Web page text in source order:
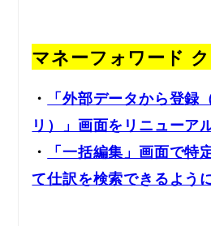
マネーフォワード
・
「外部データから登録
リ）」画面をリニューア
・
「一括編集」画面で特
て仕訳を検索できるよう